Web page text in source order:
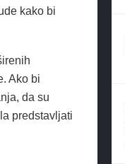
kako bi
Ako bi
da su
predstavljati